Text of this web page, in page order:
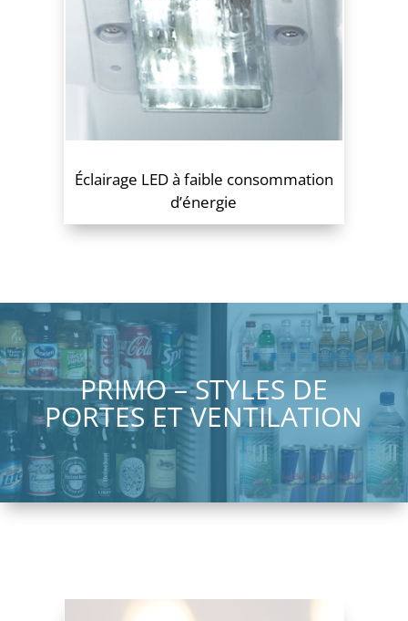
Éclairage LED à faible consommation
d’énergie
PRIMO – STYLES DE
PORTES ET VENTILATION